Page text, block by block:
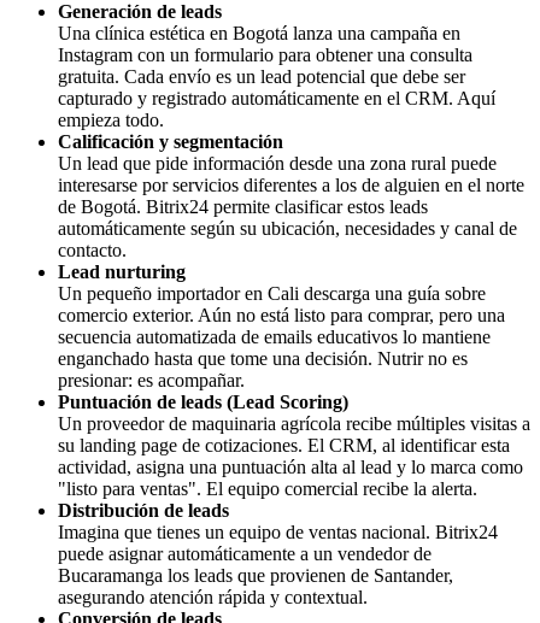
Generación de leads
Una clínica estética en Bogotá lanza una campaña en
Instagram con un formulario para obtener una consulta
gratuita. Cada envío es un lead potencial que debe ser
capturado y registrado automáticamente en el CRM. Aquí
empieza todo.
Calificación y segmentación
Un lead que pide información desde una zona rural puede
interesarse por servicios diferentes a los de alguien en el norte
de Bogotá. Bitrix24 permite clasificar estos leads
automáticamente según su ubicación, necesidades y canal de
contacto.
Lead nurturing
Un pequeño importador en Cali descarga una guía sobre
comercio exterior. Aún no está listo para comprar, pero una
secuencia automatizada de emails educativos lo mantiene
enganchado hasta que tome una decisión. Nutrir no es
presionar: es acompañar.
Puntuación de leads (Lead Scoring)
Un proveedor de maquinaria agrícola recibe múltiples visitas a
su landing page de cotizaciones. El CRM, al identificar esta
actividad, asigna una puntuación alta al lead y lo marca como
"listo para ventas". El equipo comercial recibe la alerta.
Distribución de leads
Imagina que tienes un equipo de ventas nacional. Bitrix24
puede asignar automáticamente a un vendedor de
Bucaramanga los leads que provienen de Santander,
asegurando atención rápida y contextual.